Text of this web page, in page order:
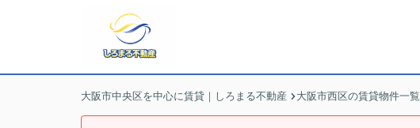
大阪市中央区を中心に賃貸｜しろまる不動産 大阪市西区の賃貸物件一覧